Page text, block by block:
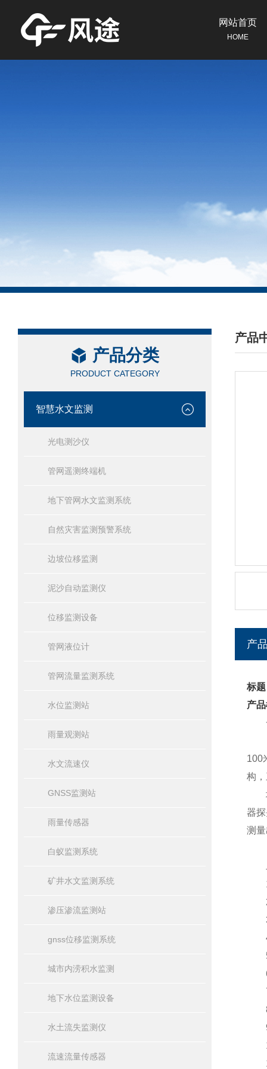
网站首页
HOME
产品分类
PRODUCT CATEGORY
智慧水文监测
光电测沙仪
管网遥测终端机
地下管网水文监测系统
自然灾害监测预警系统
边坡位移监测
泥沙自动监测仪
位移监测设备
管网液位计
管网流量监测系统
水位监测站
雨量观测站
水文流速仪
GNSS监测站
雨量传感器
白蚁监测系统
矿井水文监测系统
渗压渗流监测站
gnss位移监测系统
城市内涝积水监测
地下水位监测设备
水土流失监测仪
流速流量传感器
产品
/
产
标
产
100
构
地
器
测
1
2
3
4
5
6
7
8
9
10
11